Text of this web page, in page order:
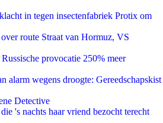
in tegen insectenfabriek Protix om
route Straat van Hormuz, VS
provocatie 250% meer
alarm wegens droogte: Gereedschapskist
Detective
's nachts haar vriend bezocht terecht